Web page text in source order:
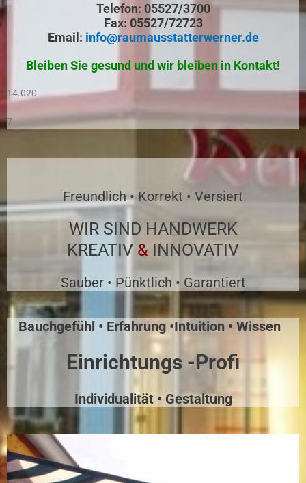
Telefon: 05527/3700
Fax: 05527/72723
Email: info@raumausstatterwerner.de
Bleiben Sie gesund und wir bleiben in Kontakt!
14.020
7
Freundlich • Korrekt • Versiert
WIR SIND HANDWERK
KREATIV & INNOVATIV
Sauber • Pünktlich • Garantiert
Bauchgefühl • Erfahrung •Intuition • Wissen
Einrichtungs -Profi
Individualität • Gestaltung